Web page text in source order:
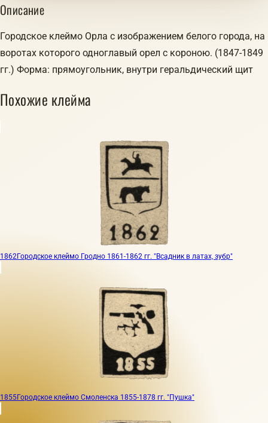
Описание
Городское клеймо Орла с изображением белого города, на
воротах которого одноглавый орел с короною. (1847-1849
гг.) Форма: прямоугольник, внутри геральдический щит
Похожие клейма
1862Городское клеймо Гродно 1861-1862 гг. "Всадник в латах, зубр"
1855Городское клеймо Смоленска 1855-1878 гг. "Пушка"